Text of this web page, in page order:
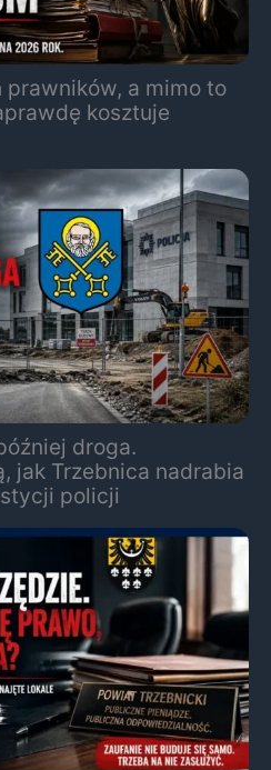
prawników, a mimo to
kosztuje
droga.
jak Trzebnica nadrabia
policji